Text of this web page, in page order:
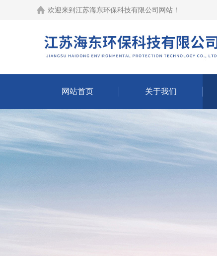
欢迎来到江苏海东环保科技有限公司网站！
网站首页 关于我们